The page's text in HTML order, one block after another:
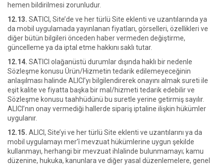
hemen bildirilmesi zorunludur.
12.13. SATICI, Site’de ve her türlü Site eklenti ve uzantılarında ya
da mobil uygulamada yayınlanan fiyatları, görselleri, özellikleri ve
diğer bütün bilgileri önceden haber vermeden değiştirme,
güncelleme ya da iptal etme hakkını saklı tutar.
12.14. SATICI olağanüstü durumlar dışında haklı bir nedenle
Sözleşme konusu Ürün/Hizmetin tedarik edilemeyeceğinin
anlaşılması halinde ALICI’yı bilgilendirerek onayını almak sureti ile
eşit kalite ve fiyatta başka bir mal/hizmeti tedarik edebilir ve
Sözleşme konusu taahhüdünü bu suretle yerine getirmiş sayılır.
ALICI’nın onay vermediği hallerde sipariş iptaline ilişkin hükümler
uygulanır.
12.15. ALICI, Site’yi ve her türlü Site eklenti ve uzantılarını ya da
mobil uygulamayı mer’î mevzuat hükümlerine uygun şekilde
kullanmayı, herhangi bir mevzuat ihlalinde bulunmamayı; kamu
düzenine, hukuka, kanunlara ve diğer yasal düzenlemelere, genel